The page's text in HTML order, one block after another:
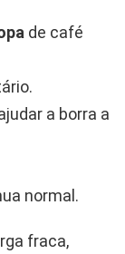
de café
a borra a
normal.
fraca,